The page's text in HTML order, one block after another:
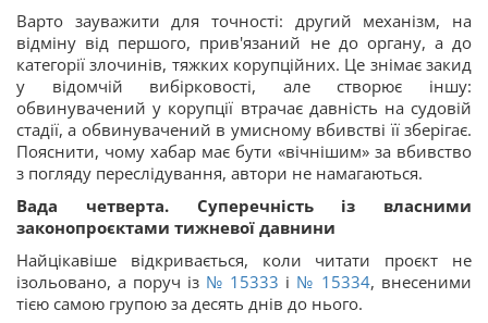
Варто зауважити для точності: другий механізм, на
відміну від першого, прив'язаний не до органу, а до
категорії злочинів, тяжких корупційних. Це знімає закид
у відомчій вибірковості, але створює іншу:
обвинувачений у корупції втрачає давність на судовій
стадії, а обвинувачений в умисному вбивстві її зберігає.
Пояснити, чому хабар має бути «вічнішим» за вбивство
з погляду переслідування, автори не намагаються.
Вада четверта. Суперечність із власними
законопроєктами тижневої давнини
Найцікавіше відкривається, коли читати проєкт не
ізольовано, а поруч із № 15333 і № 15334, внесеними
тією самою групою за десять днів до нього.